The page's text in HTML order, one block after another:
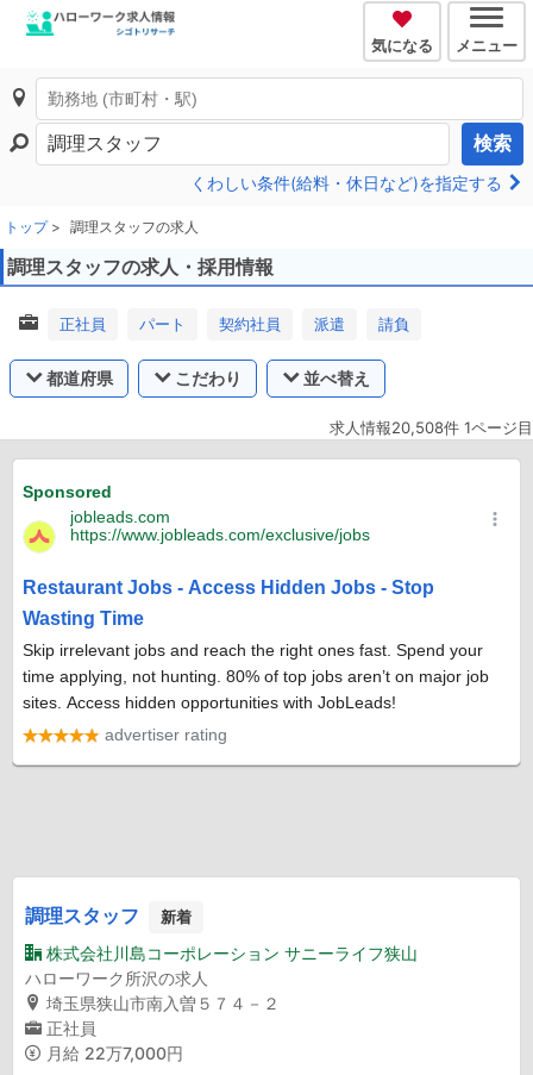
気になる メニュー
検索
くわしい条件(給料・休日など)を指定する
トップ 調理スタッフの求人
調理スタッフの求人・採用情報
正社員 パート 契約社員 派遣 請負
都道府県 こだわり 並べ替え
求人情報20,508件 1ページ目
調理スタッフ 新着
株式会社川島コーポレーション サニーライフ狭山
ハローワーク所沢の求人
埼玉県狭山市南入曽５７４－２
正社員
月給 22万7,000円